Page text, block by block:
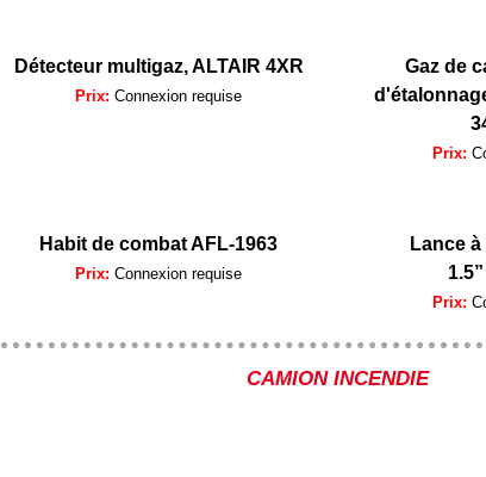
Détecteur multigaz, ALTAIR 4XR
Prix: Connexion requise
Gaz de
Prix:
Habit de combat AFL-1963
Prix: Connexion requise
Lance
Prix:
CAMION INCENDIE